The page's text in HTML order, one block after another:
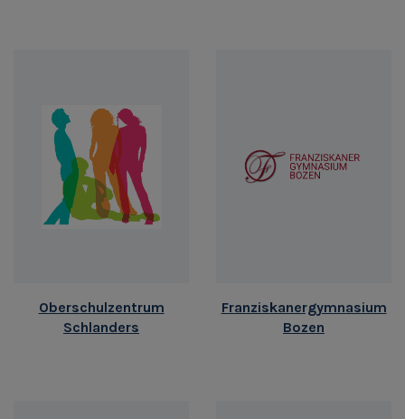
Oberschulzentrum
Schlanders
Franziskanergymnasium
Bozen